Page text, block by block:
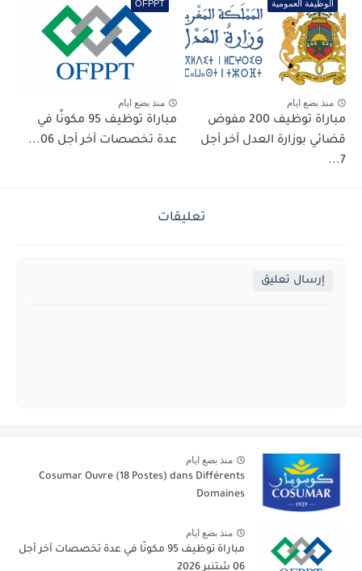
الوظيفة العمومية
منذ بضع ايام
مباراة توظيف 200 مفوض
قضائي بوزارة العدل آخر أجل
7...
OFPPT
منذ بضع ايام
مباراة توظيف 95 مكونًا في
عدة تخصصات آخر أجل 06...
تعليقات
إرسال تعليق
منذ بضع ايام
Cosumar Ouvre (18 Postes) dans Différents
Domaines
منذ بضع ايام
مباراة توظيف 95 مكونًا في عدة تخصصات آخر أجل
06 شتنبر 2026